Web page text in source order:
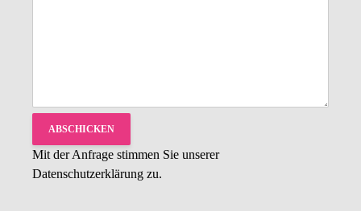
I
e
N
m
ABSCHICKEN
Mit der Anfrage stimmen Sie unserer
Datenschutzerklärung zu.